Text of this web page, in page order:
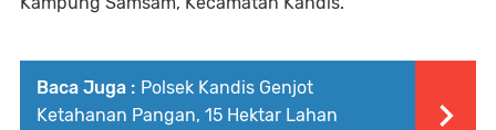
Baca Juga : Polsek Kandis Genjot
Ketahanan Pangan, 15 Hektar Lahan